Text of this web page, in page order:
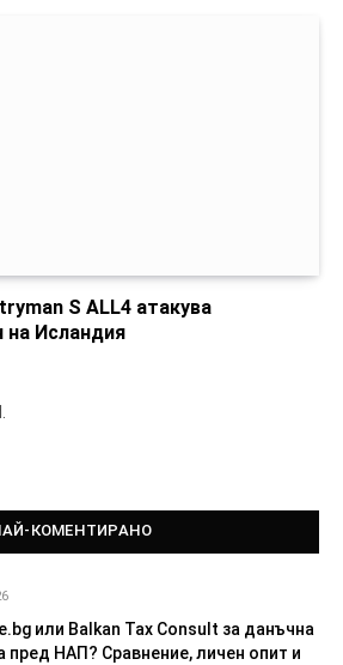
S ALL4 атакува
на Исландия
КОМЕНТИРАНО
или Balkan Tax Consult за данъчна
пред НАП? Сравнение, личен опит и